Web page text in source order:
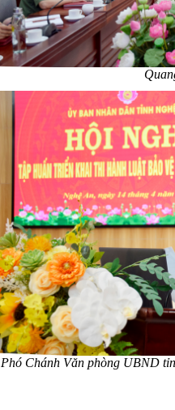
Phó Chánh Văn phòng UBND